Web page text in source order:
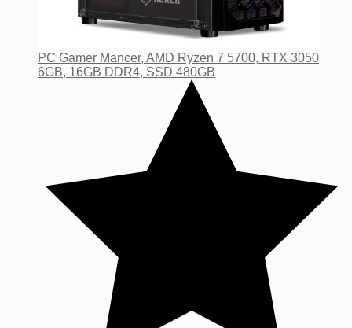
PC Gamer Mancer, AMD Ryzen 7 5700, RTX 3050
6GB, 16GB DDR4, SSD 480GB